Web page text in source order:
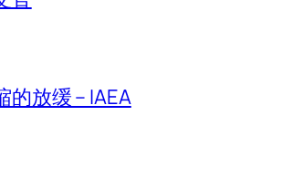
放缓 – IAEA